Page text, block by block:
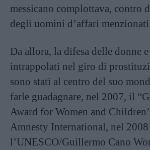
messicano complottava, contro
degli uomini d’affari
Da allora, la difesa delle donne
intrappolati nel giro di
sono stati al centro del suo
farle guadagnare, nel 2007, il
Award for Women and
Amnesty International, nel 2008
l’UNESCO/Guillermo Cano